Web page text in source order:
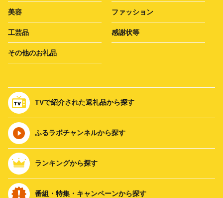
美容 ファッション
工芸品 感謝状等
その他のお礼品
TVで紹介された返礼品から探す
ふるラボチャンネルから探す
ランキングから探す
番組・特集・キャンペーンから探す